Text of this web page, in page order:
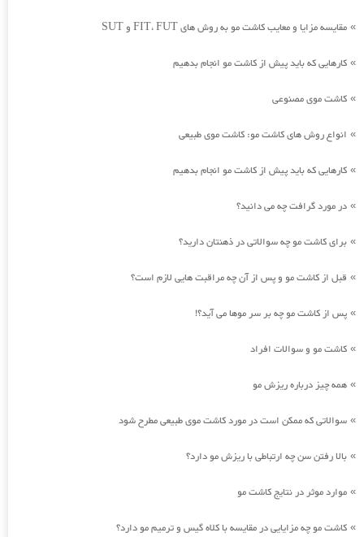
» مقایسه مزایا و معایب کاشت مو به روش های FIT، FUT و SUT
» کارهایی که باید پیش از کاشت مو انجام بدهیم
» کاشت موی مصنوعی
» انواع روش های کاشت مو: کاشت موی طبیعی
» کارهایی که باید پیش از کاشت مو انجام بدهیم
» در مورد گرافت چه می دانید؟
» برای کاشت مو چه سوالاتی در ذهنتان دارید؟
» قبل از کاشت مو و پس از آن چه مراقبت هایی لازم است؟
» پس از کاشت مو چه بر سر موها می آید؟!
» کاشت مو و سوالات افراد
» همه چیز درباره ریزش مو
» سوالاتی که ممکن است در مورد کاشت موی طبیعی مطرح شود
» بالا رفتن سن چه ارتباطی با ریزش مو دارد؟
» موارد موثر در نتایج کاشت مو
» کاشت مو چه مزایایی در مقایسه با کلاه گیس و ترمیم مو دارد؟